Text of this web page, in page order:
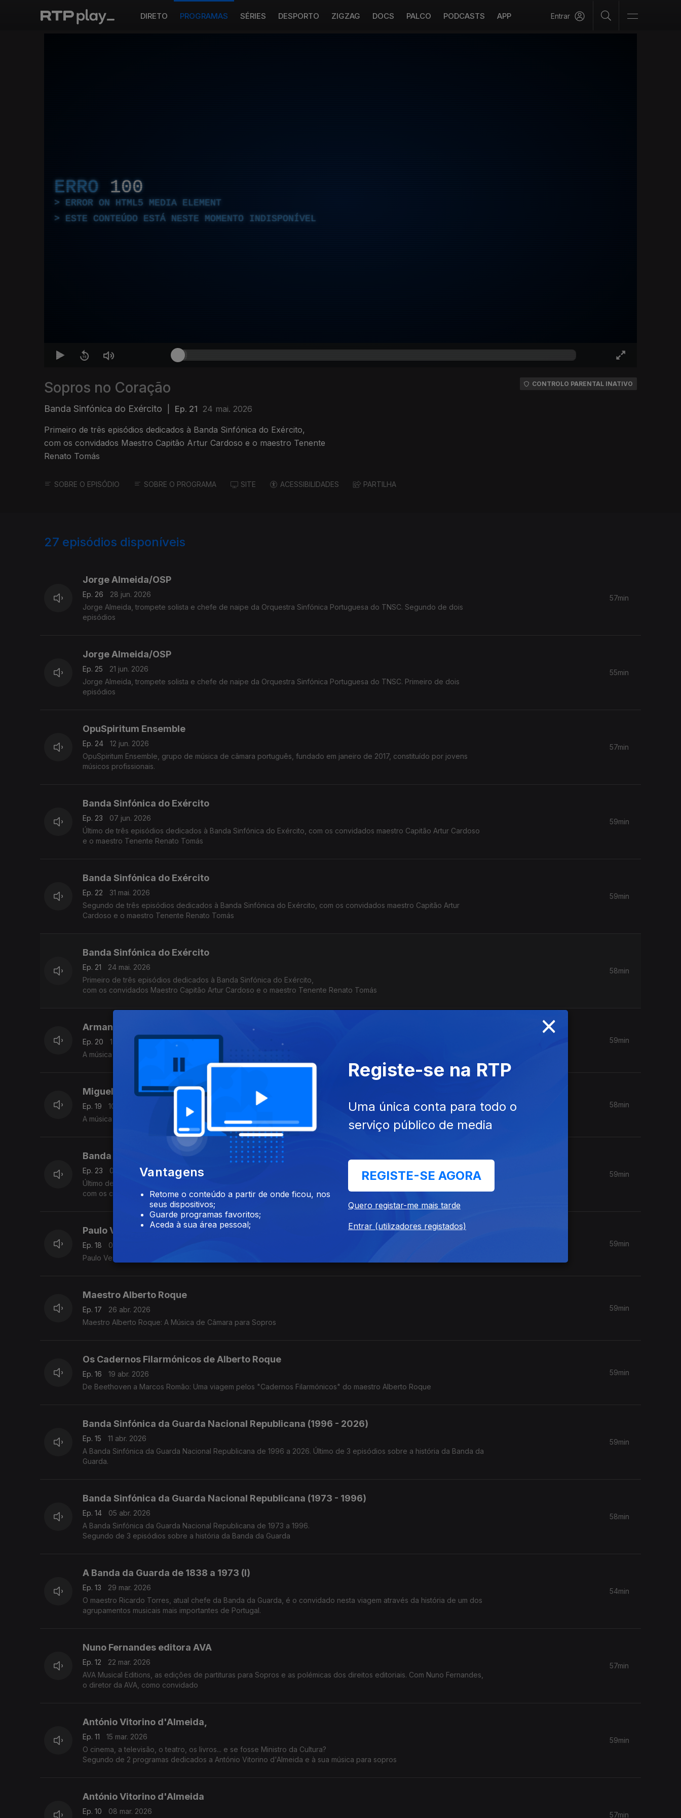
DIRETO PROGRAMAS SÉRIES DESPORTO ZIGZAG DOCS PALCO PODCASTS APP Entrar
ERRO 100
ERROR ON HTML5 MEDIA ELEMENT
ESTE CONTEÚDO ESTÁ NESTE MOMENTO INDISPONÍVEL
Sopros no Coração
Banda Sinfónica do Exército Ep. 21 24 mai. 2026
Primeiro de três episódios dedicados à Banda Sinfónica do Exército,
com os convidados Maestro Capitão Artur Cardoso e o maestro Tenente
Renato Tomás
CONTROLO PARENTAL INATIVO
SOBRE O EPISÓDIO SOBRE O PROGRAMA SITE ACESSIBILIDADES PARTILHA
27 episódios disponíveis
Jorge Almeida/OSP
Ep. 26
28 jun. 2026
Jorge Almeida, trompete solista e chefe de naipe da Orquestra Sinfónica Portuguesa do TNSC. Segundo de dois
episódios
57min
Jorge Almeida/OSP
Ep. 25
21 jun. 2026
Jorge Almeida, trompete solista e chefe de naipe da Orquestra Sinfónica Portuguesa do TNSC. Primeiro de dois
episódios
55min
OpuSpiritum Ensemble
Ep. 24
12 jun. 2026
OpuSpiritum Ensemble, grupo de música de câmara português, fundado em janeiro de 2017, constituído por jovens
músicos profissionais.
57min
Banda Sinfónica do Exército
Ep. 23
07 jun. 2026
Último de três episódios dedicados à Banda Sinfónica do Exército, com os convidados maestro Capitão Artur Cardoso
e o maestro Tenente Renato Tomás
59min
Banda Sinfónica do Exército
Ep. 22
31 mai. 2026
Segundo de três episódios dedicados à Banda Sinfónica do Exército, com os convidados maestro Capitão Artur
Cardoso e o maestro Tenente Renato Tomás
59min
Banda Sinfónica do Exército
Ep. 21
24 mai. 2026
Primeiro de três episódios dedicados à Banda Sinfónica do Exército,
com os convidados Maestro Capitão Artur Cardoso e o maestro Tenente Renato Tomás
58min
Armando Mota
Ep. 20
17 mai. 2026
A música para sopros do compositor, maestro e pianista Armando Mota
59min
Miguel Azguime,
Ep. 19
10 mai. 2026
A música para sopros do compositor e performer Miguel Azguime
58min
Banda Sinfónica do Exército
Ep. 23
07 mai. 2026
Último de três episódios dedicados à Banda Sinfónica do Exército,
com os convidados maestro Capitão Artur Cardoso e o maestro Tenente Renato Tomás
59min
Paulo Veiga
Ep. 18
03 mai. 2026
Paulo Veiga: "O Concurso para Trompete da Póvoa de Varzim".
59min
Maestro Alberto Roque
Ep. 17
26 abr. 2026
Maestro Alberto Roque: A Música de Câmara para Sopros
59min
Os Cadernos Filarmónicos de Alberto Roque
Ep. 16
19 abr. 2026
De Beethoven a Marcos Romão: Uma viagem pelos "Cadernos Filarmónicos" do maestro Alberto Roque
59min
Banda Sinfónica da Guarda Nacional Republicana (1996 - 2026)
Ep. 15
11 abr. 2026
A Banda Sinfónica da Guarda Nacional Republicana de 1996 a 2026. Último de 3 episódios sobre a história da Banda da
Guarda.
59min
Banda Sinfónica da Guarda Nacional Republicana (1973 - 1996)
Ep. 14
05 abr. 2026
A Banda Sinfónica da Guarda Nacional Republicana de 1973 a 1996.
Segundo de 3 episódios sobre a história da Banda da Guarda
58min
A Banda da Guarda de 1838 a 1973 (I)
Ep. 13
29 mar. 2026
O maestro Ricardo Torres, atual chefe da Banda da Guarda, é o convidado nesta viagem através da história de um dos
agrupamentos musicais mais importantes de Portugal.
54min
Nuno Fernandes editora AVA
Ep. 12
22 mar. 2026
AVA Musical Editions, as edições de partituras para Sopros e as polémicas dos direitos editoriais. Com Nuno Fernandes,
o diretor da AVA, como convidado
57min
António Vitorino d'Almeida,
Ep. 11
15 mar. 2026
O cinema, a televisão, o teatro, os livros... e se fosse Ministro da Cultura?
Segundo de 2 programas dedicados a António Vitorino d'Almeida e à sua música para sopros
59min
António Vitorino d'Almeida
Ep. 10 08 mar. 2026 57min
×
Vantagens
Retome o conteúdo a partir de onde ficou, nos
seus dispositivos;
Guarde programas favoritos;
Aceda à sua área pessoal;
Registe-se na RTP
Uma única conta para todo o
serviço público de media
REGISTE-SE AGORA
Quero registar-me mais tarde
Entrar (utilizadores registados)